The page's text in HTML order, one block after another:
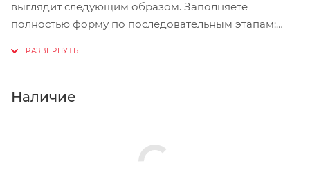
выглядит следующим образом. Заполняете
полностью форму по последовательным этапам:
Нажмите кнопку «Оформить заказ».
Наличие